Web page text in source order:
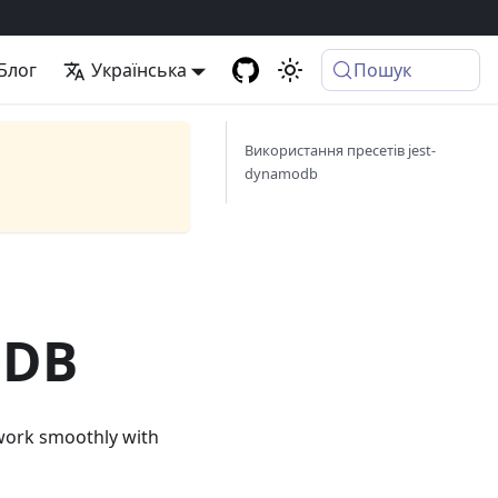
Українська Пошук
smoothly with
Використання пресетів jest-
dynamodb